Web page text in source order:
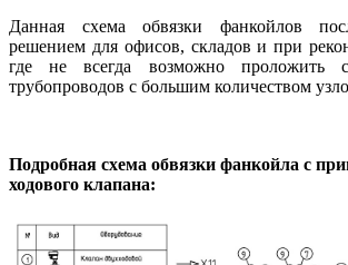
Данная схема обвязки фанкойлов
решением для офисов, складов и при
где не всегда возможно проложить
трубопроводов с большим количеством
Подробная схема обвязки фанкойла с
ходового клапана: